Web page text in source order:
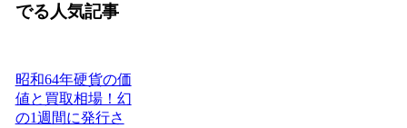
でる人気記事
昭和64年硬貨の価
値と買取相場！幻
の1週間に発行さ